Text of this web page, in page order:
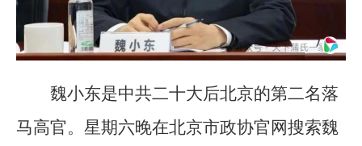
魏小东是中共二十大后北京的第二名落
马高官。星期六晚在北京市政协官网搜索魏